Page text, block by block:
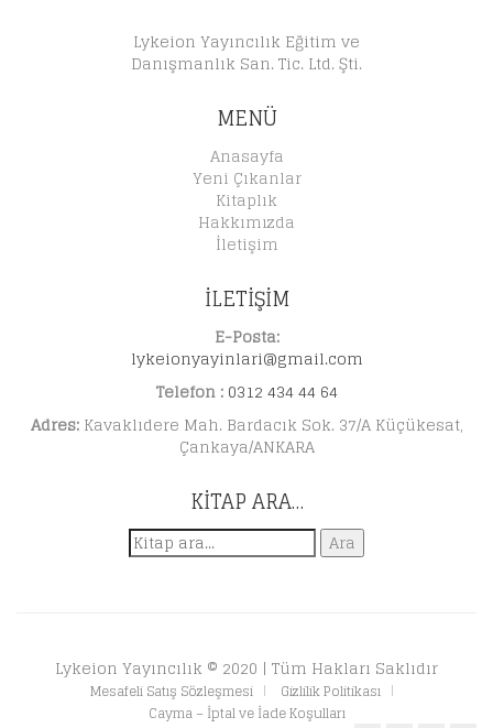
Lykeion Yayıncılık Eğitim ve
Danışmanlık San. Tic. Ltd. Şti.
MENÜ
Anasayfa
Yeni Çıkanlar
Kitaplık
Hakkımızda
İletişim
İLETİŞİM
E-Posta:
lykeionyayinlari@gmail.com
Telefon : 0312 434 44 64
Adres:Kavaklıdere Mah. Bardacık Sok. 37/A Küçükesat,
Çankaya/ANKARA
KITAP ARA…
Ara: Ara
Lykeion Yayıncılık © 2020 | Tüm Hakları Saklıdır
Mesafeli Satış Sözleşmesi
Gizlilik Politikası
Cayma – İptal ve İade Koşulları